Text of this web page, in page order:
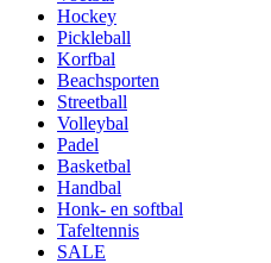
Hockey
Pickleball
Korfbal
Beachsporten
Streetball
Volleybal
Padel
Basketbal
Handbal
Honk- en softbal
Tafeltennis
SALE